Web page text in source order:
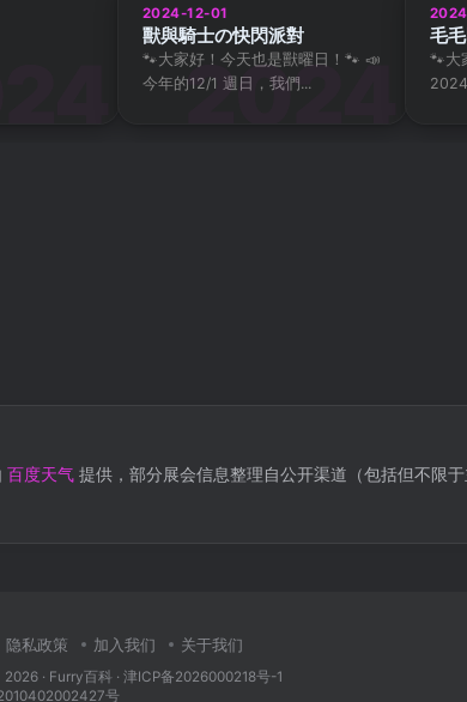
2024-12-01
獸與騎士の快閃派對
🐾大家好！今天也是獸曜日！🐾 ​📣
今年的12/1 週日，我們...
毛
🐾大
百度天气提供，部分展会信息整理自公开渠道（包括但不限于
隐私政策 加入我们 关于我们
· Furry百科 · 津ICP备2026000218号-1
号